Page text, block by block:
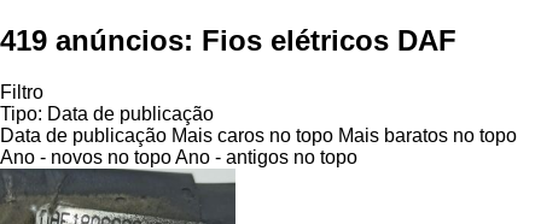
419 anúncios: Fios elétricos DAF
Filtro
Tipo: Data de publicação
Data de publicação Mais caros no topo Mais baratos no topo
Ano - novos no topoAno - antigos no topo